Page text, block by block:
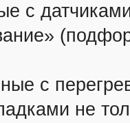
с
с
не